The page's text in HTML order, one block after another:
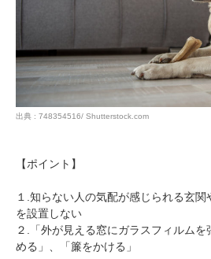
出典 : 748354516/ Shutterstock.com
【ポイント】
１.知らない人の気配が感じられる玄
を設置しない
２.「外が見える窓にガラスフィルムを
める」、「簾をかける」